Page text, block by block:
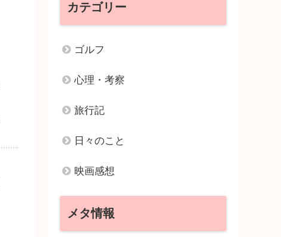
カテゴリー
ゴルフ
心理・考察
旅行記
日々のこと
映画感想
メタ情報